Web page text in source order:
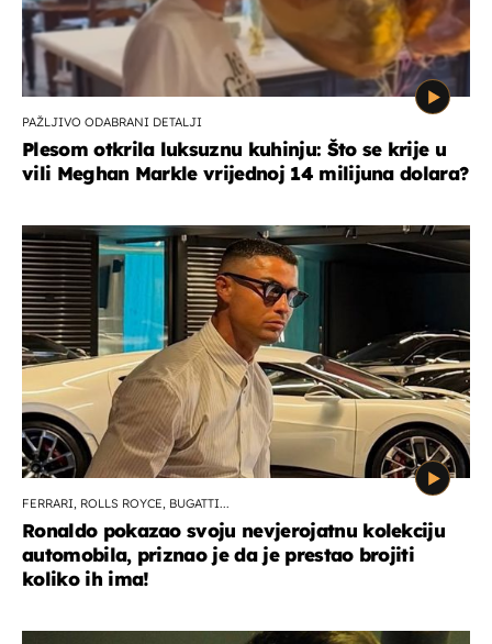
PAŽLJIVO ODABRANI DETALJI
Plesom otkrila luksuznu kuhinju: Što se krije u
vili Meghan Markle vrijednoj 14 milijuna dolara?
FERRARI, ROLLS ROYCE, BUGATTI...
Ronaldo pokazao svoju nevjerojatnu kolekciju
automobila, priznao je da je prestao brojiti
koliko ih ima!